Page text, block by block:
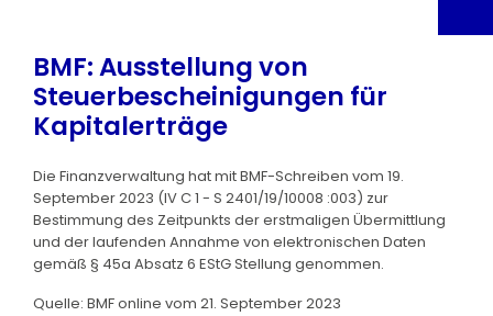
BMF: Ausstellung von
Steuerbescheinigungen für
Kapitalerträge
Die Finanzverwaltung hat mit BMF-Schreiben vom 19.
September 2023 (IV C 1 - S 2401/19/10008 :003) zur
Bestimmung des Zeitpunkts der erstmaligen Übermittlung
und der laufenden Annahme von elektronischen Daten
gemäß § 45a Absatz 6 EStG Stellung genommen.
Quelle: BMF online vom 21. September 2023